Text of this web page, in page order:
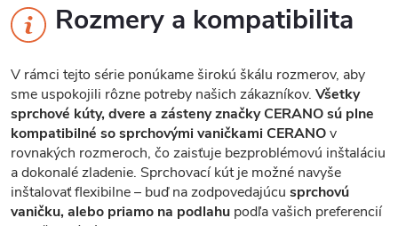
Rozmery a kompatibilita
V rámci tejto série ponúkame širokú škálu rozmerov, aby
sme uspokojili rôzne potreby našich zákazníkov. Všetky
sprchové kúty, dvere a zásteny značky CERANO sú plne
kompatibilné so sprchovými vaničkami CERANOv
rovnakých rozmeroch, čo zaisťuje bezproblémovú inštaláciu
a dokonalé zladenie. Sprchovací kút je možné navyše
inštalovať flexibilne – buď na zodpovedajúcu sprchovú
vaničku, alebo priamo na podlahu podľa vašich preferencií